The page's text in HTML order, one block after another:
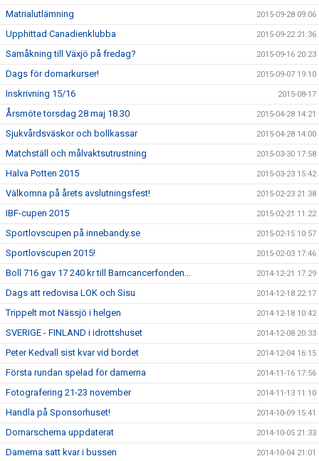
Matrialutlämning 2015-09-28 09:06
Upphittad Canadienklubba 2015-09-22 21:36
Samåkning till Växjö på fredag? 2015-09-16 20:23
Dags för domarkurser! 2015-09-07 19:10
Inskrivning 15/16 2015-08-17
Årsmöte torsdag 28 maj 18.30 2015-04-28 14:21
Sjukvårdsväskor och bollkassar 2015-04-28 14:00
Matchställ och målvaktsutrustning 2015-03-30 17:58
Halva Potten 2015 2015-03-23 15:42
Välkomna på årets avslutningsfest! 2015-02-23 21:38
IBF-cupen 2015 2015-02-21 11:22
Sportlovscupen på innebandy.se 2015-02-15 10:57
Sportlovscupen 2015! 2015-02-03 17:46
Boll 716 gav 17 240 kr till Barncancerfonden… 2014-12-21 17:29
Dags att redovisa LOK och Sisu 2014-12-18 22:17
Trippelt mot Nässjö i helgen 2014-12-18 10:42
SVERIGE - FINLAND i idrottshuset 2014-12-08 20:33
Peter Kedvall sist kvar vid bordet 2014-12-04 16:15
Första rundan spelad för damerna 2014-11-16 17:56
Fotografering 21-23 november 2014-11-13 11:10
Handla på Sponsorhuset! 2014-10-09 15:41
Domarschema uppdaterat 2014-10-05 21:33
Damerna satt kvar i bussen 2014-10-04 21:01